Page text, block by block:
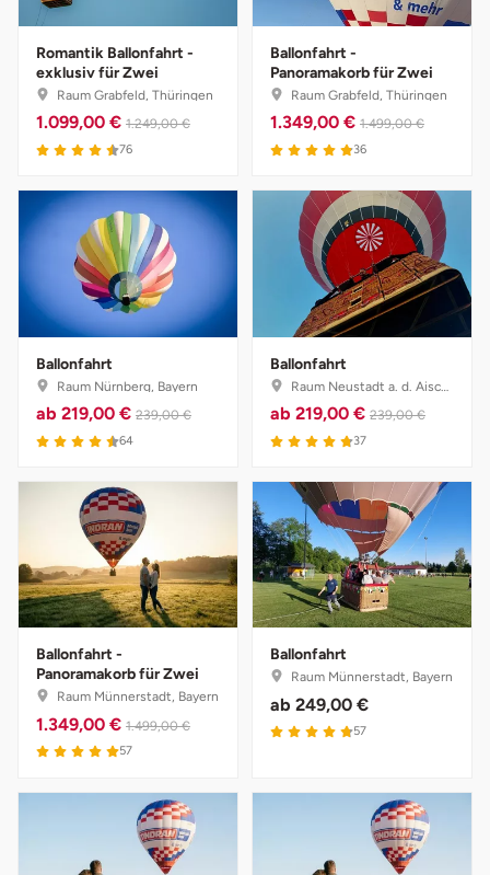
Romantik Ballonfahrt -
exklusiv für Zwei
Raum Grabfeld, Thüringen
1.099,00 € 1.249,00 €
76
Ballonfahrt -
Panoramakorb für Zwei
Raum Grabfeld, Thüringen
1.349,00 € 1.499,00 €
36
Ballonfahrt
Raum Nürnberg, Bayern
ab 219,00 € 239,00 €
64
Ballonfahrt
Raum Neustadt a. d. Aisch, Bayern
ab 219,00 € 239,00 €
37
Ballonfahrt -
Panoramakorb für Zwei
Raum Münnerstadt, Bayern
1.349,00 € 1.499,00 €
57
Ballonfahrt
Raum Münnerstadt, Bayern
ab 249,00 €
57